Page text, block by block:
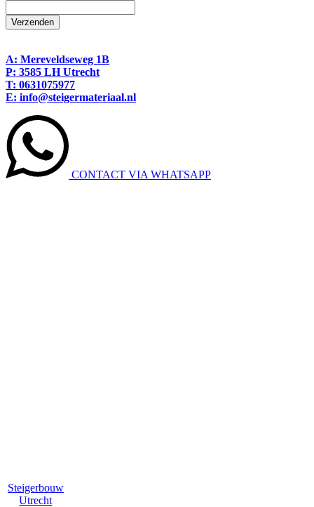
Verzenden
A: Mereveldseweg 1B
P: 3585 LH Utrecht
T: 0631075977
E: info@steigermateriaal.nl
CONTACT VIA WHATSAPP
Steigerbouw
Utrecht